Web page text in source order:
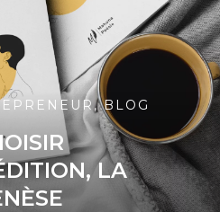
,BLOG
LA